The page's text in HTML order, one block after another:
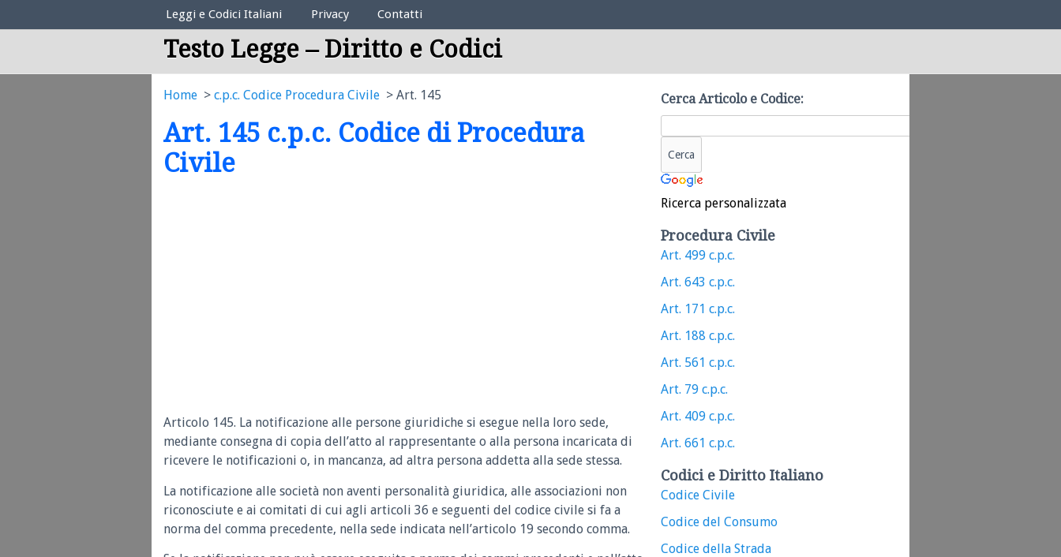
Elenco Codici Legali
Leggi e Codici Italiani Privacy Contatti
Testo Legge – Diritto e Codici
Home c.p.c. Codice Procedura Civile Art. 145
Art. 145 c.p.c. Codice di Procedura
Civile
Articolo 145. La notificazione alle persone giuridiche si esegue nella loro sede,
mediante consegna di copia dell’atto al rappresentante o alla persona incaricata di
ricevere le notificazioni o, in mancanza, ad altra persona addetta alla sede stessa.
La notificazione alle società non aventi personalità giuridica, alle associazioni non
riconosciute e ai comitati di cui agli articoli 36 e seguenti del codice civile si fa a
norma del comma precedente, nella sede indicata nell’articolo 19 secondo comma.
Cerca Articolo e Codice:
Ricerca personalizzata
Procedura Civile
Art. 499 c.p.c.
Art. 643 c.p.c.
Art. 171 c.p.c.
Art. 188 c.p.c.
Art. 561 c.p.c.
Art. 79 c.p.c.
Art. 409 c.p.c.
Art. 661 c.p.c.
Codici e Diritto Italiano
Codice Civile
Codice del Consumo
Codice della Strada